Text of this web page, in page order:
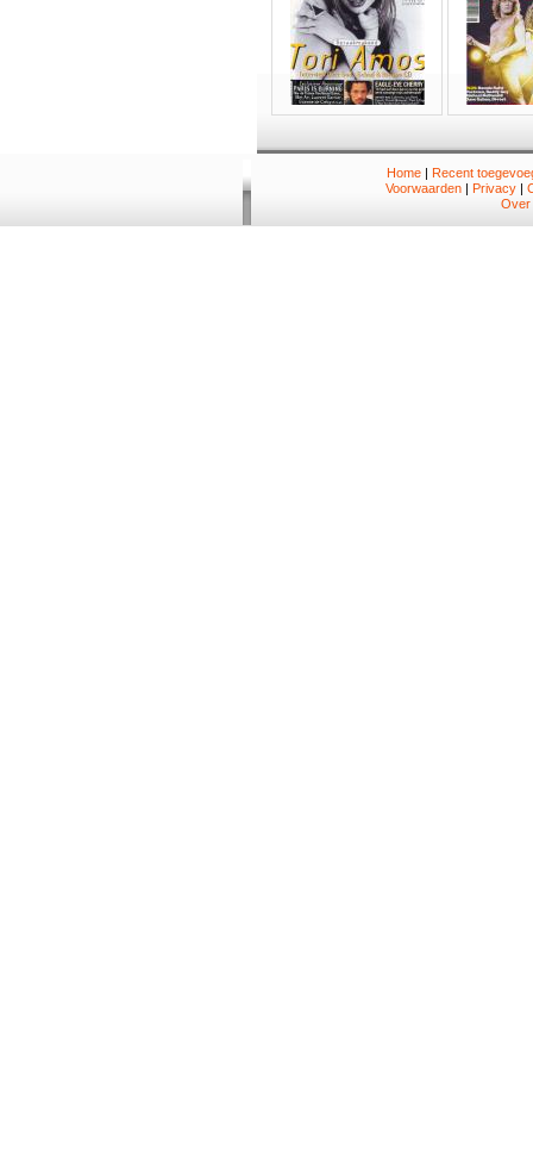
Home| Recent
Voorwaarden | Privacy |
Over